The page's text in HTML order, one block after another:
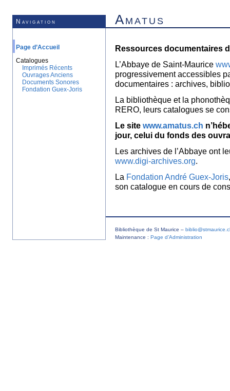
Navigation Amatus
Page d’Accueil
Catalogues
Imprimés Récents
Ouvrages Anciens
Documents Sonores
Fondation Guex-Joris
Ressources documentaires
L’Abbaye de Saint-Maurice
progressivement accessibles
documentaires : archives,
La bibliothèque et la
RERO, leurs catalogues se
Le site www.amatus.ch
jour, celui du fonds des
Les archives de l’Abbaye ont
www.digi-archives.org.
La Fondation André Guex-Joris
son catalogue en cours de
Bibliothèque de St Maurice –
Maintenance : Page d’Administration